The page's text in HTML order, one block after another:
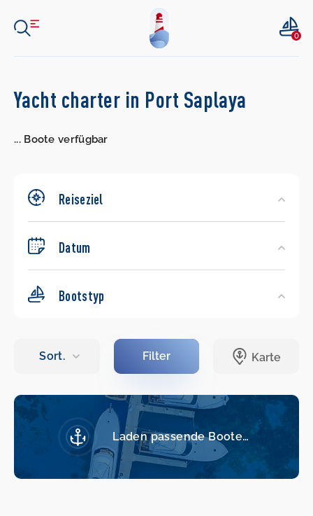
0
Search
Yacht charter in Port Saplaya
...Boote verfügbar
Reiseziel
Datum
Bootstyp
Laden passende Boote…